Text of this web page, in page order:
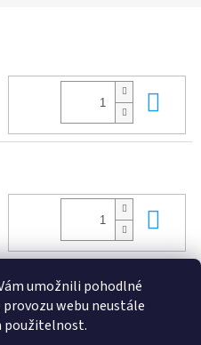
umožnili pohodlné
webu neustále
použitelnost.